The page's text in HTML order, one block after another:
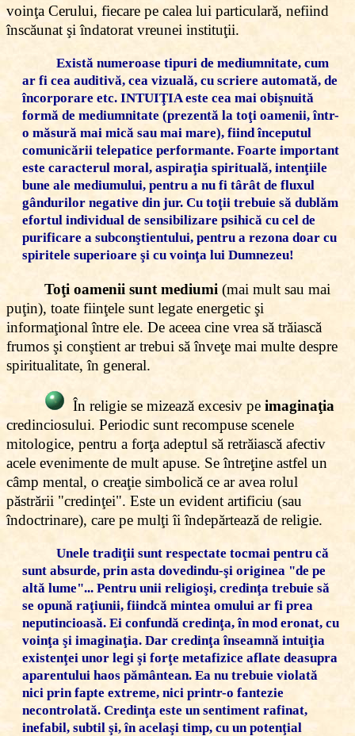
voinţa Cerului, fiecare pe calea lui particulară, nefiind
înscăunat şi îndatorat vreunei instituţii.
Există numeroase tipuri demediumnitate, cum
ar fi cea auditivă, cea vizuală, cu scriere automată, de
încorporare etc. INTUIŢIA este cea mai obişnuită
formă de mediumnitate (prezentă la toţi oamenii, într-
o măsură mai mică sau mai mare), fiind începutul
comunicării telepatice performante. Foarte important
este caracterul moral, aspiraţia spirituală, intenţiile
bune ale mediumului, pentru a nu fi târât de fluxul
gândurilor negative din jur. Cu toţii trebuie să dublăm
efortul individual de sensibilizare psihică cu cel de
purificare a subconştientului, pentru a rezona doar cu
spiritele superioare şi cu voinţa lui Dumnezeu!
Toţi oamenii sunt mediumi (mai mult sau mai
puţin), toate fiinţele sunt legate energetic şi
informaţional între ele. De aceea cine vrea să trăiască
frumos şi conştient ar trebui să înveţe mai multe despre
spiritualitate, în general.
În religie se mizează excesiv pe imaginaţia
credinciosului. Periodic sunt recompuse scenele
mitologice, pentru a forţa adeptul să retrăiască afectiv
acele evenimente de mult apuse. Se întreţine astfel un
câmp mental, o creaţie simbolică ce ar avea rolul
păstrării "credinţei". Este un evident artificiu (sau
îndoctrinare), care pe mulţi îi îndepărtează de religie.
Unele tradiţii sunt respectate tocmai pentru că
sunt absurde, prin asta dovedindu-şi originea "de pe
altă lume"... Pentru unii religioşi, credinţa trebuie să
se opună raţiunii, fiindcă mintea omului ar fi prea
neputincioasă. Ei confundă credinţa, în mod eronat, cu
voinţa şi imaginaţia. Dar credinţaînseamnă intuiţia
existenţei unor legi şi forţe metafizice aflate deasupra
aparentului haos pământean. Ea nu trebuie violată
nici prin fapte extreme, nici printr-o fantezie
necontrolată. Credinţa este un sentiment rafinat,
inefabil, subtil şi, în acelaşi timp, cu un potenţial